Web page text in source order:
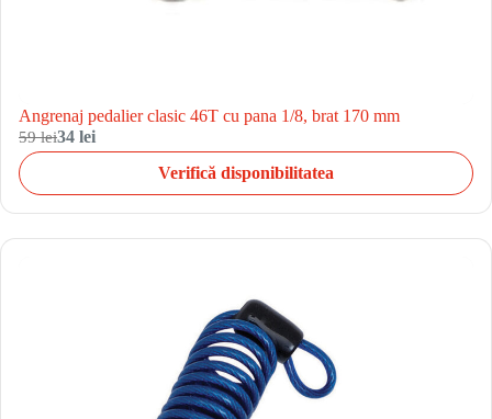
Angrenaj pedalier clasic 46T cu pana 1/8, brat 170 mm
59 lei34 lei
Verifică disponibilitatea